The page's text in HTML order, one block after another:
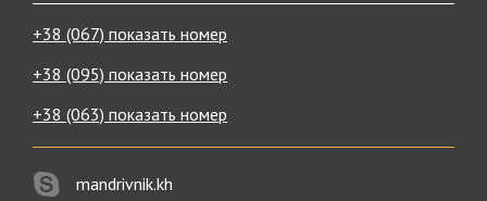
+38 (067) показать номер
+38 (095) показать номер
+38 (063) показать номер
mandrivnik.kh